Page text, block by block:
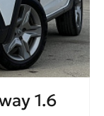
1.6